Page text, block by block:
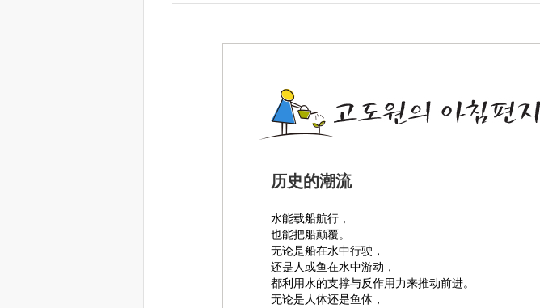
历史的潮流
水能载船航行，
也能把船颠覆。
无论是船在水中行驶，
还是人或鱼在水中游动，
都利用水的支撑与反作用力来推动前进。
无论是人体还是鱼体，